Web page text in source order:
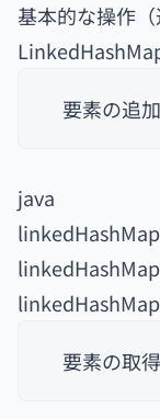
基本的な操作（
要素の追
java
要素の取